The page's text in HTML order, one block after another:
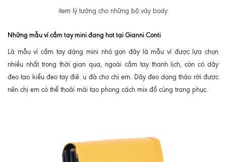
item lý tưởng cho những bộ váy body
Những mẫu ví cầm tay mini đang hot tại Gianni Conti
Là mẫu ví cầm tay dáng mini nhỏ gọn đây là mẫu ví được lựa chọn
nhiều nhất trong thời gian qua, ngoài cầm tay thanh lịch, còn có dây
đeo tạo kiểu đeo tay điệu đà cho chị em. Dây đeo dạng tháo rời được
nên chị em có thể thoải mái tạo phong cách mix đồ cùng trang phục.